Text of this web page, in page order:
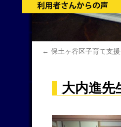
← 保土ヶ谷区子育て支
大内進先